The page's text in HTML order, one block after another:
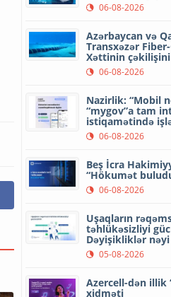
06-08-2026
Azərbaycan və
Transxəzər
Xəttinin çəkilişini
06-08-2026
Nazirlik: “Mobil
“mygov”a tam
istiqamətində
06-08-2026
Beş İcra
“Hökumət
06-08-2026
Uşaqların
təhlükəsizliyi
Dəyişikliklər
05-08-2026
Azercell-dən illik
xidməti